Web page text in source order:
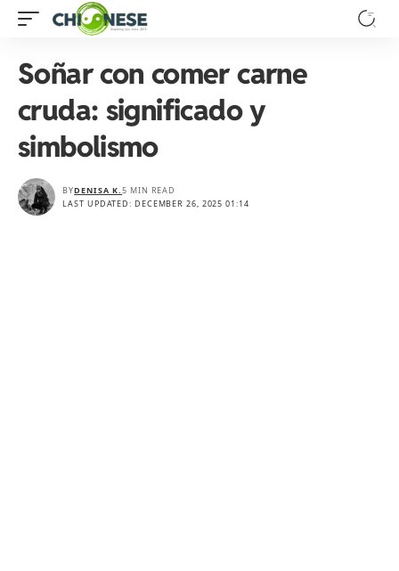
Soñar con comer carne
cruda: significado y
simbolismo
LAST UPDATED: DECEMBER 26, 2025 01:14
BYDENISA K.5 MIN READ